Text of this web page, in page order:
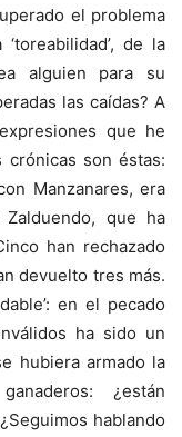
el problema
de la
alguien para su
las caídas? A
que he
son éstas:
Manzanares, era
que ha
han rechazado
devuelto tres más.
en el pecado
ha sido un
hubiera armado la
¿están
hablando